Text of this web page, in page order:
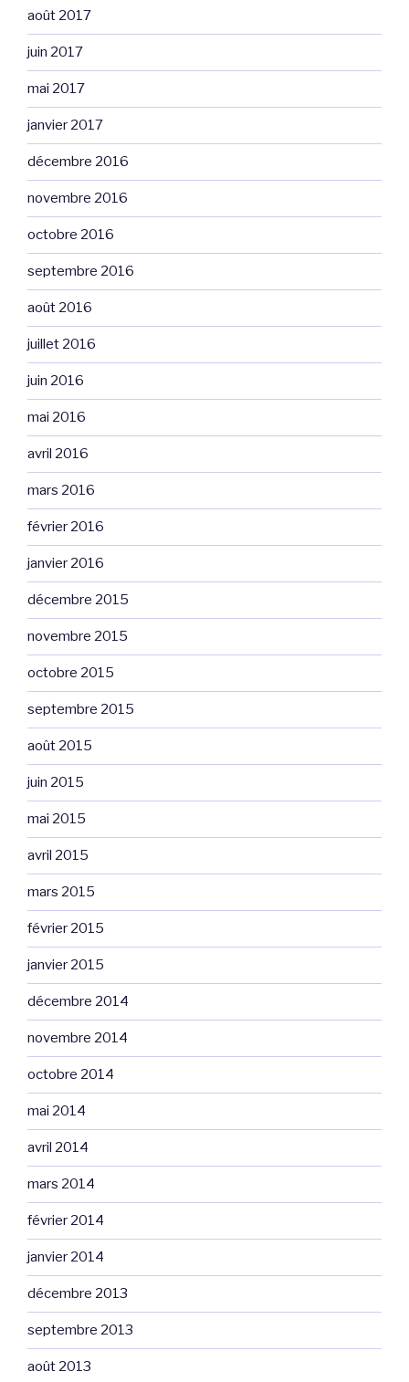
août 2017
juin 2017
mai 2017
janvier 2017
décembre 2016
novembre 2016
octobre 2016
septembre 2016
août 2016
juillet 2016
juin 2016
mai 2016
avril 2016
mars 2016
février 2016
janvier 2016
décembre 2015
novembre 2015
octobre 2015
septembre 2015
août 2015
juin 2015
mai 2015
avril 2015
mars 2015
février 2015
janvier 2015
décembre 2014
novembre 2014
octobre 2014
mai 2014
avril 2014
mars 2014
février 2014
janvier 2014
décembre 2013
septembre 2013
août 2013